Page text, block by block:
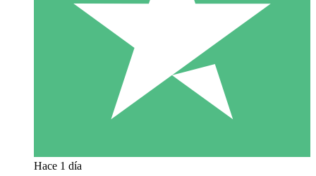
Hace 1 día